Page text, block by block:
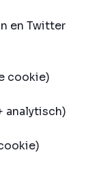
en Twitter
cookie)
analytisch)